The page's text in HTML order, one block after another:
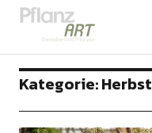
PFLANZART
Kategorie:Herbst